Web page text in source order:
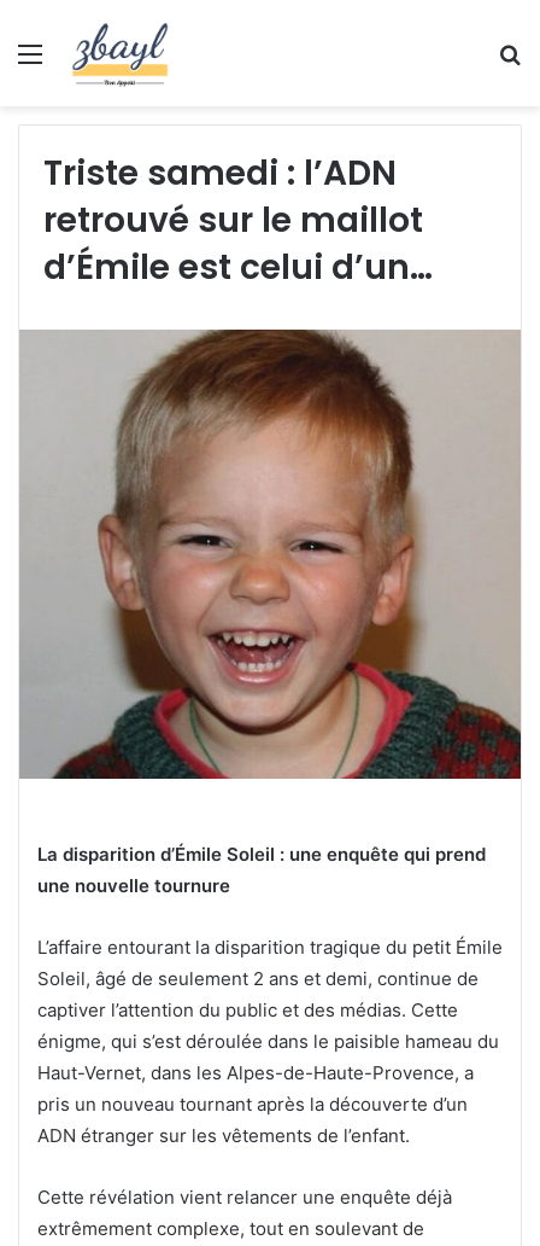
Menu
Triste samedi : l’ADN
retrouvé sur le maillot
d’Émile est celui d’un…
La disparition d’Émile Soleil : une enquête qui prend
une nouvelle tournure
L’affaire entourant la disparition tragique du petit Émile
Soleil, âgé de seulement 2 ans et demi, continue de
captiver l’attention du public et des médias. Cette
énigme, qui s’est déroulée dans le paisible hameau du
Haut-Vernet, dans les Alpes-de-Haute-Provence, a
pris un nouveau tournant après la découverte d’un
ADN étranger sur les vêtements de l’enfant.
Cette révélation vient relancer une enquête déjà
extrêmement complexe, tout en soulevant de